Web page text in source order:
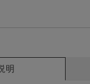
雰囲気で使いやすい
明